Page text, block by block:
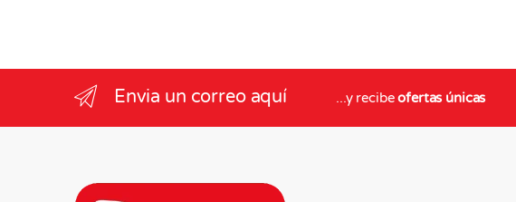
Envia un correo aquí ...y recibeofertas únicas